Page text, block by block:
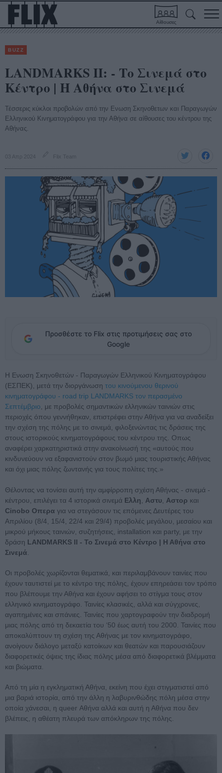
Αίθουσες
BUZZ
LANDMARKS II: - Το Σινεμά στο
Κέντρο | Η Αθήνα στο Σινεμά
Τέσσερις κύκλοι προβολών από την Ενωση Σκηνοθετων και Παραγωγών
Ελληνικού Κινηματογράφου για την Αθήνα σε αίθουσες του κέντρου της
Αθήνας.
03 Απρ 2024 Flix Team
Προσθέστε το Flix στις προτιμήσεις σας στο
Google
Η Eνωση Σκηνοθετών - Παραγωγών Ελληνικού Κινηματογράφου
(ΕΣΠΕΚ), μετά την διοργάνωση του κινούμενου θερινού
κινηματογράφου - road trip LANDMARKS τον περασμένο
Σεπτέμβριο , με προβολές σημαντικών ελληνικών ταινιών στις
περιοχές όπου γεννήθηκαν, επιστρέφει στην Αθήνα για να αναδείξει
την σχέση της πόλης με το σινεμά, φιλοξενώντας τις δράσεις της
στους ιστορικούς κινηματογράφους του κέντρου της. Οπως
αναφέρει χαρκατηριστικά στην ανακοίνωσή της «αυτούς που
κινδυνεύουν να εξαφανιστούν στον βωμό μιας τουριστικής Αθήνας
και όχι μιας πόλης ζωντανής για τους πολίτες της.»
Θέλοντας να τονίσει αυτή την αμφίρροπη σχέση Αθήνας - σινεμά -
κέντρου, επιλέγει τα 4 ιστορικά σινεμά Ελλη Αστυ Αστορ και
Cinobo Oπερα για να στεγάσουν τις επόμενες Δευτέρες του
Απριλίου (8/4, 15/4, 22/4 και 29/4) προβολές μεγάλου, μεσαίου και
μικρού μήκους ταινιών, συζητήσεις, installation και party, με την
δράση LANDMARKS II - Το Σινεμά στο Κέντρο | Η Αθήνα στο
Σινεμά
Οι προβολές χωρίζονται θεματικά, και περιλαμβάνουν ταινίες που
έχουν ταυτιστεί με το κέντρο της πόλης, έχουν επηρεάσει τον τρόπο
που βλέπουμε την Αθήνα και έχουν αφήσει το στίγμα τους στον
ελληνικό κινηματογράφο. Ταινίες κλασικές, αλλά και σύγχρονες,
αγαπημένες και σπάνιες. Ταινίες που χαρτογραφούν την διαδρομή
μιας πόλης από τη δεκαετία του ‘50 έως αυτή του 2000. Ταινίες που
αποκαλύπτουν τη σχέση της Αθήνας με τον κινηματογράφο,
ανοίγουν διάλογο μεταξύ κατοίκων και θεατών και παρουσιάζουν
διαφορετικές όψεις της ίδιας πόλης μέσα από διαφορετικά βλέμματα
και βιώματα.
Από τη μία η εγκληματική Αθήνα, εκείνη που έχει στιγματιστεί από
μια βαριά ιστορία, από την άλλη η λαβυρινθώδης πόλη μέσα στην
οποία χάνεσαι, η queer Αθήνα αλλά και αυτή η Αθήνα που δεν
βλέπεις, η αθέατη πλευρά των απόκληρων της πόλης.